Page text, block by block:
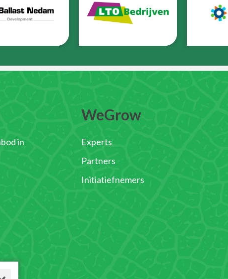
in
WeGrow
Experts
Partners
Initiatiefnemers